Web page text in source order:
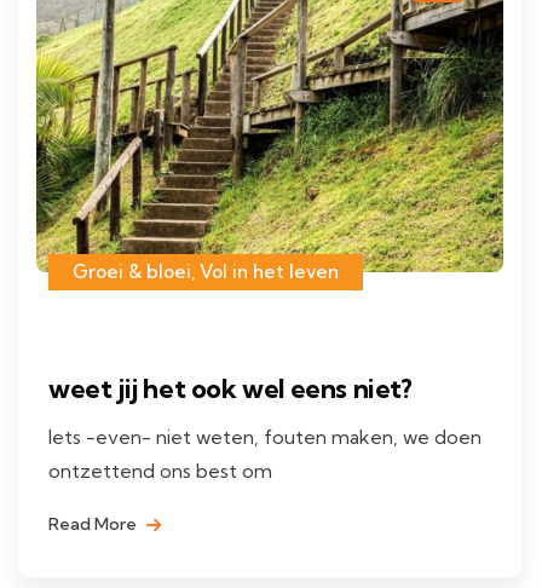
Groei & bloei, Vol in het leven
weet jij het ook wel eens niet?
Iets -even- niet weten, fouten maken, we doen
ontzettend ons best om
Read More